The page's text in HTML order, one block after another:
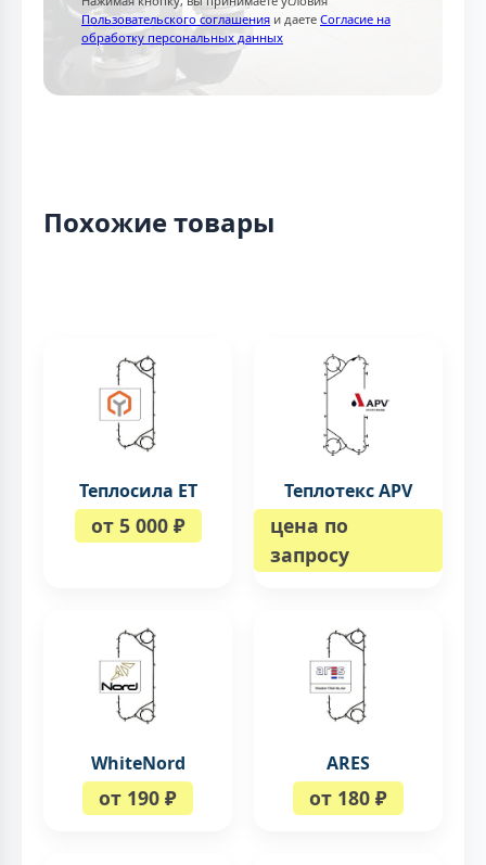
Пользовательского соглашения и даете Согласие на
обработку персональных данных
Похожие товары
Теплосила ЕТ
от 5 000 ₽
Теплотекс APV
цена по
запросу
WhiteNord
от 190 ₽
ARES
от 180 ₽